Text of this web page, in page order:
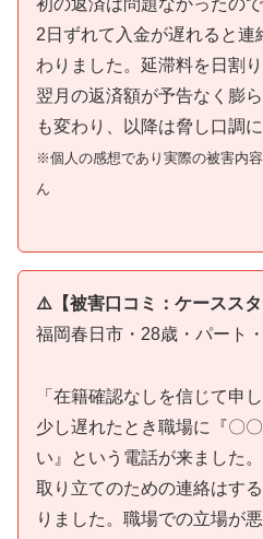
2日ずれて入金が遅れると
わりました。延滞料を日割
翌月の返済額が予告なく膨
も変わり、以降は脅し口調に
※個人の感想であり実際の被害内
ん
⚠️【被害口コミ：ケーススタ
福岡春日市・28歳・パート
「在籍確認なしを信じて申
少し遅れたとき職場に『〇
い』という電話が来ました
取り立てのための連絡はす
りました。職場での立場が